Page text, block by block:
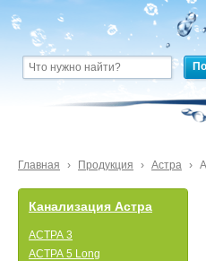
Главная › Продукция › Астра ›
Канализация Астра
АСТРА 3
АСТРА 5 Long